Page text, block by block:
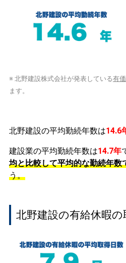
※ 北野建設株式会社が発表している有
ます。
北野建設の平均勤続年数は14.6
建設業の平均勤続年数は14.7年
均と比較して平均的な勤続年数
う。
北野建設の有給休暇の